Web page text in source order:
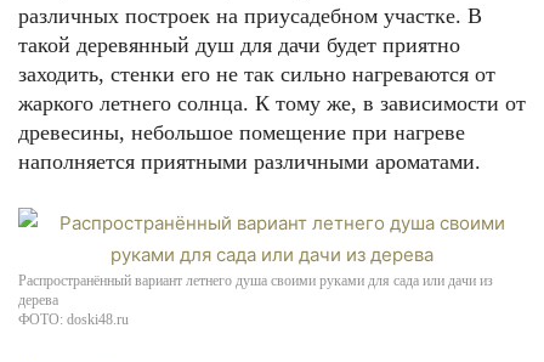
различных построек на приусадебном участке. В
такой деревянный душ для дачи будет приятно
заходить, стенки его не так сильно нагреваются от
жаркого летнего солнца. К тому же, в зависимости от
древесины, небольшое помещение при нагреве
наполняется приятными различными ароматами.
Распространённый вариант летнего душа своими руками для сада или дачи из
дерева
ФОТО: doski48.ru